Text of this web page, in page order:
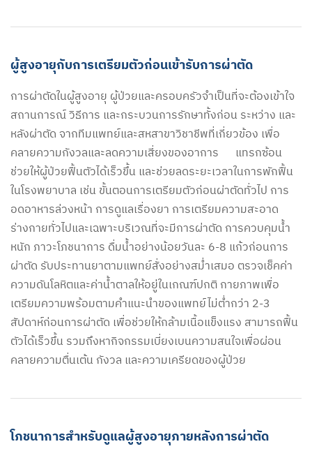
ผู้สูงอายุกับการเตรียมตัวก่อนเข้ารับการผ่าตัด
การผ่าตัดในผู้สูงอายุ ผู้ป่วยและครอบครัวจำเป็นที่จะต้องเข้าใจ
สถานการณ์ วิธีการ และกระบวนการรักษาทั้งก่อน ระหว่าง และ
หลังผ่าตัด จากทีมแพทย์และสหสาขาวิชาชีพที่เกี่ยวข้อง เพื่อ
คลายความกังวลและลดความเสี่ยงของอาการ แทรกซ้อน
ช่วยให้ผู้ป่วยฟื้นตัวได้เร็วขึ้น และช่วยลดระยะเวลาในการพักฟื้น
ในโรงพยาบาล เช่น ขั้นตอนการเตรียมตัวก่อนผ่าตัดทั่วไป การ
อดอาหารล่วงหน้า การดูแลเรื่องยา การเตรียมความสะอาด
ร่างกายทั่วไปและเฉพาะบริเวณที่จะมีการผ่าตัด การควบคุมน้ำ
หนัก ภาวะโภชนาการ ดื่มน้ำอย่างน้อยวันละ 6-8 แก้วก่อนการ
ผ่าตัด รับประทานยาตามแพทย์สั่งอย่างสม่ำเสมอ ตรวจเช็คค่า
ความดันโลหิตและค่าน้ำตาลให้อยู่ในเกณฑ์ปกติ กายภาพเพื่อ
เตรียมความพร้อมตามคำแนะนำของแพทย์ไม่ต่ำกว่า 2-3
สัปดาห์ก่อนการผ่าตัด เพื่อช่วยให้กล้ามเนื้อแข็งแรง สามารถฟื้น
ตัวได้เร็วขึ้น รวมถึงหากิจกรรมเบี่ยงเบนความสนใจเพื่อผ่อน
คลายความตื่นเต้น กังวล และความเครียดของผู้ป่วย
โภชนาการสำหรับดูแลผู้สูงอายุภายหลังการผ่าตัด